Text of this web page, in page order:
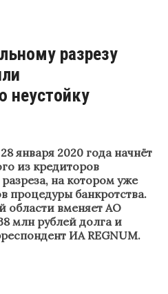
разрезу
неустойку
января 2020 года начнёт
из кредиторов
на котором уже
процедуры банкротства.
области вменяет АО
млн рублей долга и
ИА REGNUM.